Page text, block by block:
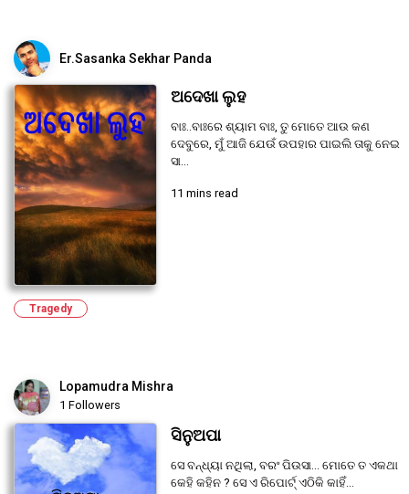
Er.Sasanka Sekhar Panda
ଅଦେଖା ଲୁହ
ବାଃ..ବାଃରେ ଶ୍ୟାମ ବାଃ, ତୁ ମୋତେ ଆଉ କଣ
ଦେବୁରେ, ମୁଁ ଆଜି ଯେଉଁ ଉପହାର ପାଇଲି ତାକୁ ନେଇ
ସା...
11 mins read
Tragedy
Lopamudra Mishra
1 Followers
ସିନୁଅପା
ସେ ବନ୍ଧ୍ୟା ନଥିଲା, ବରଂ ପିଉସା... ମୋତେ ତ ଏକଥା
କେହି କହିନ ? ସେ ଏ ରିପୋର୍ଟ୍ ଏଠିକି କାହିଁ...